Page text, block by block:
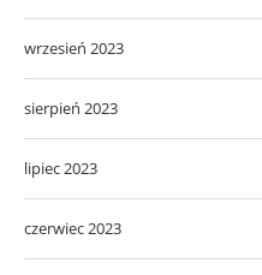
wrzesień 2023
sierpień 2023
lipiec 2023
czerwiec 2023